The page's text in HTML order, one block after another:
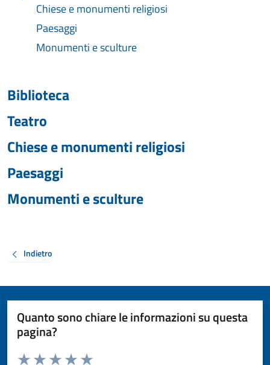
Chiese e monumenti religiosi
Paesaggi
Monumenti e sculture
Biblioteca
Teatro
Chiese e monumenti religiosi
Paesaggi
Monumenti e sculture
Indietro
Quanto sono chiare le informazioni su questa
pagina?
Valuta da 1 a 5 stelle la pagina